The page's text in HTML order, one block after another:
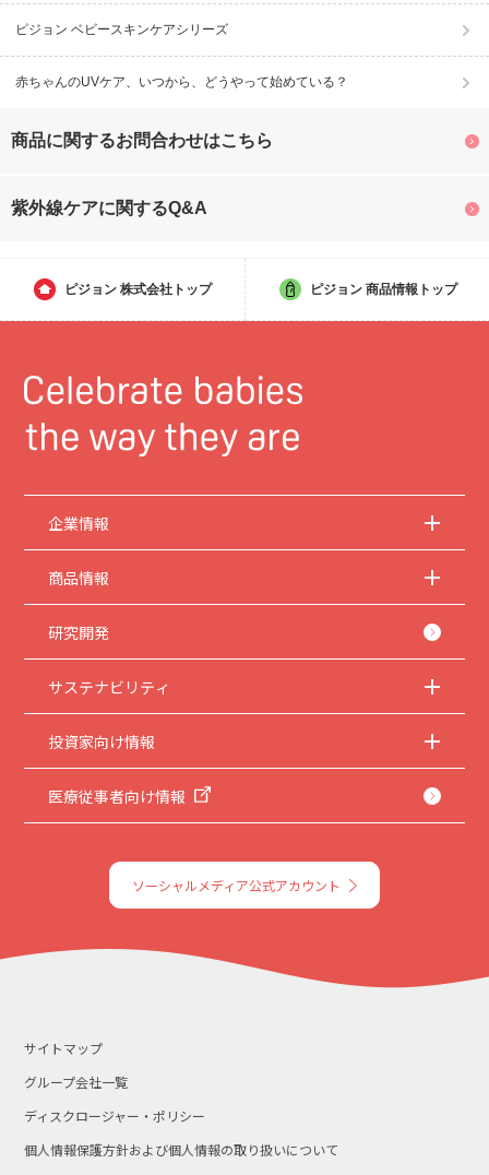
ピジョン ベビースキンケアシリーズ
赤ちゃんのUVケア、いつから、どうやって始めている？
商品に関するお問合わせはこちら
紫外線ケアに関するQ&A
ピジョン 株式会社トップ ピジョン 商品情報トップ
企業情報
商品情報
研究開発
サステナビリティ
投資家向け情報
医療従事者向け情報
ソーシャルメディア公式アカウント
サイトマップ
グループ会社一覧
ディスクロージャー・ポリシー
個人情報保護方針および個人情報の取り扱いについて